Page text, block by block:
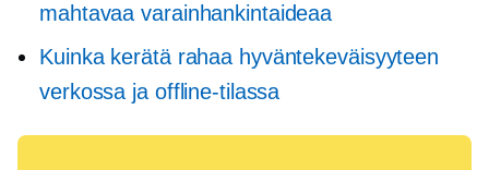
mahtavaa varainhankintaideaa
Kuinka kerätä rahaa hyväntekeväisyyteen
verkossa ja offline-tilassa